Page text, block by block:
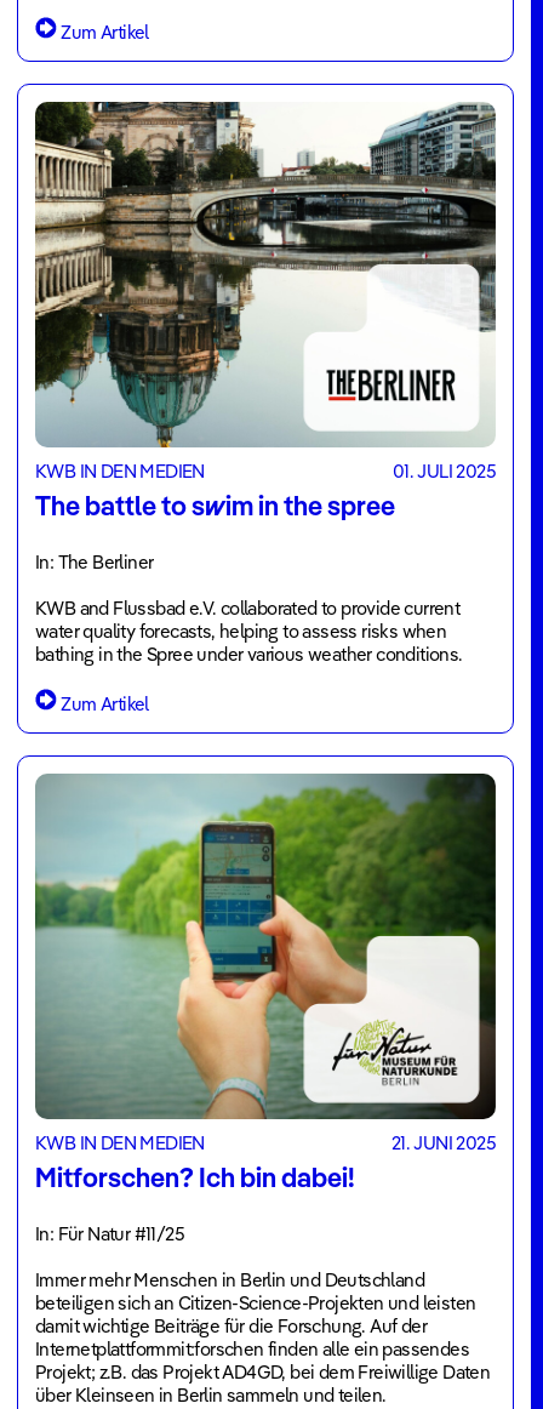
Zum Artikel
KWB IN DEN MEDIEN 01. JULI 2025
The battle to swim in the spree
In: The Berliner
KWB and Flussbad e.V. collaborated to provide current
water quality forecasts, helping to assess risks when
bathing in the Spree under various weather conditions.
Zum Artikel
KWB IN DEN MEDIEN 21. JUNI 2025
Mitforschen? Ich bin dabei!
In: Für Natur #11/25
Immer mehr Menschen in Berlin und Deutschland
beteiligen sich an Citizen-Science-Projekten und leisten
damit wichtige Beiträge für die Forschung. Auf der
Internetplattformmit:forschen finden alle ein passendes
Projekt; z.B. das Projekt AD4GD, bei dem Freiwillige Daten
über Kleinseen in Berlin sammeln und teilen.